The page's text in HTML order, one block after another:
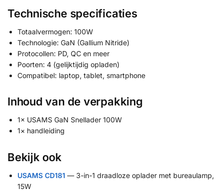
Technische specificaties
Totaalvermogen: 100W
Technologie: GaN (Gallium Nitride)
Protocollen: PD, QC en meer
Poorten: 4 (gelijktijdig opladen)
Compatibel: laptop, tablet, smartphone
Inhoud van de verpakking
1× USAMS GaN Snellader 100W
1× handleiding
Bekijk ook
USAMS CD181 — 3-in-1 draadloze oplader met bureaulamp,
15W